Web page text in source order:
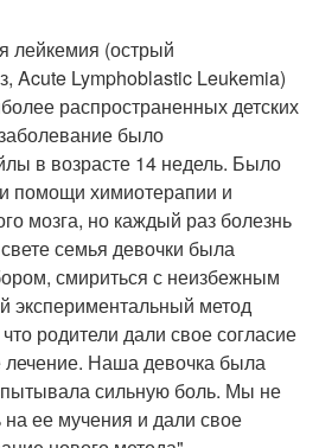
лейкемия (острый
Acute Lymphoblastic Leukemia)
распространенных детских
было
в возрасте 14 недель. Было
помощи химиотерапии и
мозга, но каждый раз болезнь
семья девочки была
смириться с неизбежным
экспериментальный метод
родители дали свое согласие
лечение. Наша девочка была
сильную боль. Мы не
на ее мучения и дали свое